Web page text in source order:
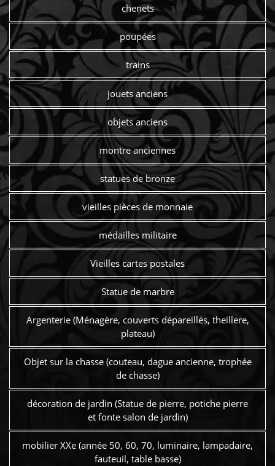
chenets
poupées
trains
jouets anciens
objets anciens
montre anciennes
statues de bronze
vieilles pièces de monnaie
médailles militaire
Vieilles cartes postales
Statue de marbre
Argenterie (Ménagère, couverts dépareillés, theillere,
plateau)
Objet sur la chasse (couteau, dague ancienne, trophée
de chasse)
décoration de jardin (Statue de pierre, potiche pierre
et fonte salon de jardin)
mobilier XXe (année 50, 60, 70, luminaire, lampadaire,
fauteuil, table basse)